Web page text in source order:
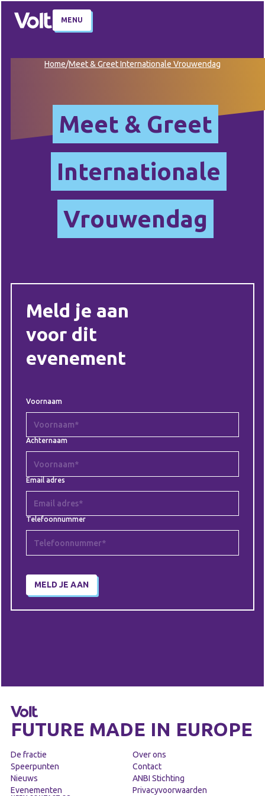
MENU
Home/Meet & Greet Internationale Vrouwendag
Meet & Greet
Internationale
Vrouwendag
Meld je aan
voor dit
evenement
Voornaam
Achternaam
Email adres
Telefoonnummer
FUTURE MADE IN EUROPE
De fractie
Speerpunten
Nieuws
Evenementen
Over ons
Contact
ANBI Stichting
Privacyvoorwaarden